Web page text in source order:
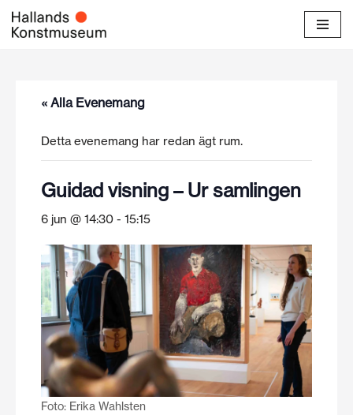
Hoppa
« Alla Evenemang
Detta evenemang har redan ägt rum.
Guidad visning – Ur samlingen
6 jun @ 14:30 - 15:15
Foto: Erika Wahlsten